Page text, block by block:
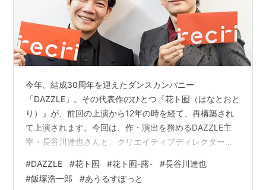
今年、結成30周年を迎えたダンスカンパニー
「DAZZLE」。その代表作のひとつ『花ト囮（はなとおと
り）』が、前回の上演から12年の時を経て、再構築され
て上演されます。今回は、作・演出を務めるDAZZLE主
宰・長谷川達也さんと、クリエイティブディレクターを
を支えながら、自らも出演者として舞台に立つお二人。
本作に込めた想いから、30年かけて切り拓いてきた唯一
#DAZZLE #花ト囮 #花ト囮-露- #長谷川達也
#飯塚浩一郎 #あうるすぽっと